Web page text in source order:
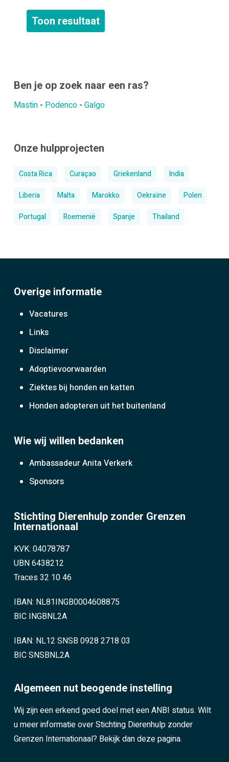
Ben je op zoek naar een ras?
Mastin- Podenco- Galgo
Onze hulpprojecten
Costa Rica Curaçao Griekenland
India
Liberia
Malta Marokko Oekraïne
Polen
Portugal
Roemenië Spanje Thailand
Overige informatie
Vacatures
Links
Disclaimer
Adoptievoorwaarden
Ziektes bij honden en katten
Honden adopteren uit het buitenland
Wie wij willen bedanken
Ambassadeur Anita Verkerk
Sponsors
Stichting Dierenhulp zonder Grenzen
Internationaal
KVK: 04078787
UBN 6438212
Traces 32 10 46
IBAN: NL81INGB0004608875
BIC INGBNL2A
IBAN: NL12 SNSB 0928 2718 03
BIC SNSBNL2A
Algemeen nut beogende instelling
Wij zijn een erkend goed doel met een ANBI status. Wilt
u meer informatie over Stichting Dierenhulp zonder
Grenzen Internationaal? Bekijk dan deze pagina.